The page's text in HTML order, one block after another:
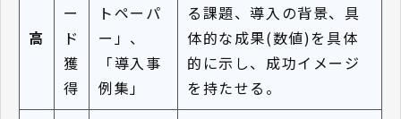
高
ー
ド
獲
得
トペーパ
ー」、
「導入事
例集」
る課題、導入の背景、具
体的な成果(数値)を具体
的に示し、成功イメージ
を持たせる。